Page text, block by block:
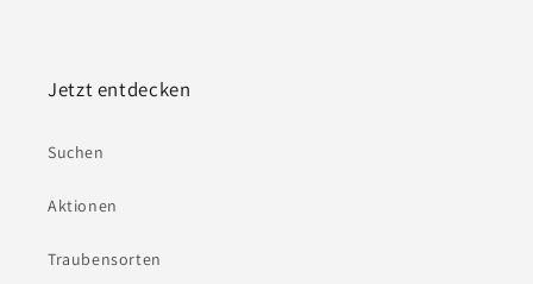
Jetzt entdecken
Suchen
Aktionen
Traubensorten